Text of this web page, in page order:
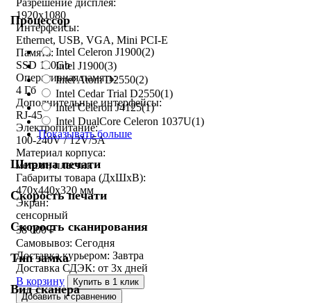
Процессор
Intel Celeron J1900(2)
Intel J1900(3)
Intel Atom D2550(2)
Intel Cedar Trial D2550(1)
Intel Celeron J4125(1)
Intel DualCore Celeron 1037U(1)
Показывать больше
Ширина печати
Скорость печати
Скорость сканирования
Тип замка
Вид сканера
Разрешение дисплея:
1920x1080
Интерфейсы:
Ethernet, USB, VGA, Mini PCI-E
Память:
SSD 120Gb
Оперативная память:
4 Гб
Дополнительные интерфейсы:
RJ-45
Электропитание:
100-240V / 12V/5A
Материал корпуса:
металл, пластик
Габариты товара (ДxШxВ):
470х440х320 мм
Экран:
сенсорный
38 000₽
Самовывоз: Сегодня
Доставка курьером: Завтра
Доставка СДЭК: от 3х дней
В корзину
Купить в 1 клик
Добавить к сравнению